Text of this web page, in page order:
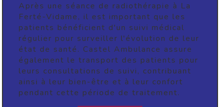
Après une séance de radiothérapie à La
Ferté-Vidame, il est important que les
patients bénéficient d'un suivi médical
régulier pour surveiller l'évolution de leur
état de santé. Castel Ambulance assure
également le transport des patients pour
leurs consultations de suivi, contribuant
ainsi à leur bien-être et à leur confort
pendant cette période de traitement.